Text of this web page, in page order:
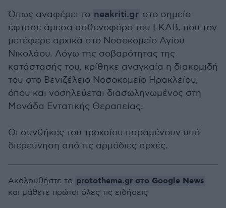
Όπως αναφέρει το neakriti.gr στο σημείο
έφτασε άμεσα ασθενοφόρο του ΕΚΑΒ, που τον
μετέφερε αρχικά στο Νοσοκομείο Αγίου
Νικολάου. Λόγω της σοβαρότητας της
κατάστασής του, κρίθηκε αναγκαία η διακομιδή
του στο Βενιζέλειο Νοσοκομείο Ηρακλείου,
όπου και νοσηλεύεται διασωληνωμένος στη
Μονάδα Εντατικής Θεραπείας.
Οι συνθήκες του τροχαίου παραμένουν υπό
διερεύνηση από τις αρμόδιες αρχές.
Ακολουθήστε το protothema.gr στο Google News
και μάθετε πρώτοι όλες τις ειδήσεις